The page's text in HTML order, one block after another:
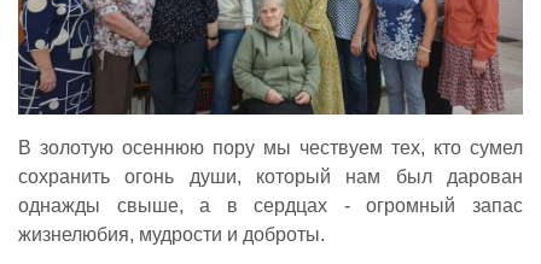
В золотую осеннюю пору мы чествуем тех, кто сумел
сохранить огонь души, который нам был дарован
однажды свыше, а в сердцах - огромный запас
жизнелюбия, мудрости и доброты.